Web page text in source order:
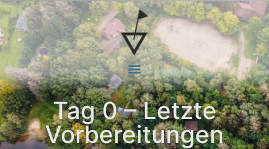
Tag 0 – Letzte
Vorbereitungen